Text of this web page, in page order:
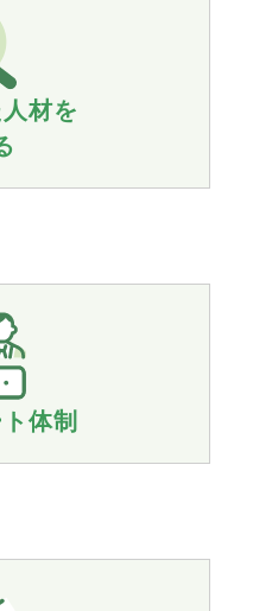
材を
体制